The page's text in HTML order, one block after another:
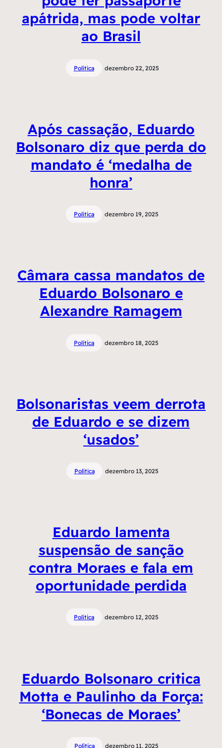
apátrida, mas pode voltar
ao Brasil
Política dezembro 22, 2025
Após cassação, Eduardo
Bolsonaro diz que perda do
mandato é ‘medalha de
honra’
Política dezembro 19, 2025
Câmara cassa mandatos de
Eduardo Bolsonaro e
Alexandre Ramagem
Política dezembro 18, 2025
Bolsonaristas veem derrota
de Eduardo e se dizem
‘usados’
Política dezembro 13, 2025
Eduardo lamenta
suspensão de sanção
contra Moraes e fala em
oportunidade perdida
Política dezembro 12, 2025
Eduardo Bolsonaro critica
Motta e Paulinho da Força:
‘Bonecas de Moraes’
Política dezembro 11, 2025